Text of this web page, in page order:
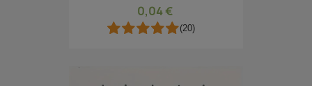
0,04 €
(20)